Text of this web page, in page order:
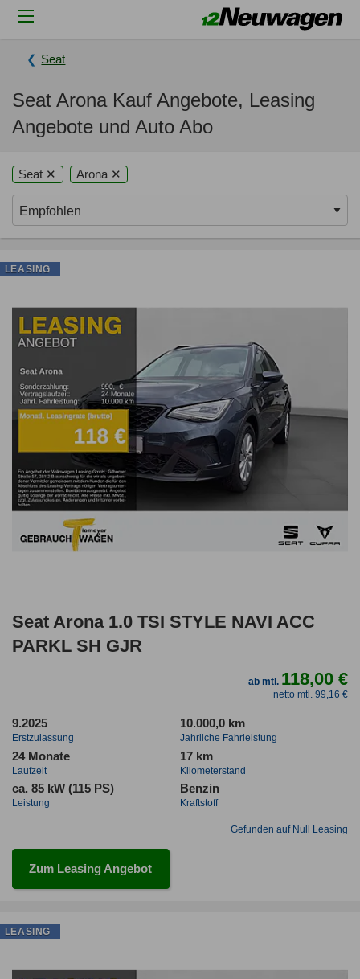
Seat
Seat Arona Kauf Angebote, Leasing
Angebote und Auto Abo
Seat ✕ Arona ✕
Seat Arona 1.0 TSI STYLE NAVI ACC
PARKL SH GJR
ab mtl. 118,00 €
netto mtl. 99,16 €
9.2025
Erstzulassung
10.000,0 km
Jahrliche Fahrleistung
24 Monate
Laufzeit
17 km
Kilometerstand
ca. 85 kW (115 PS)
Leistung
Benzin
Kraftstoff
Gefunden auf Null Leasing
Zum Leasing Angebot
LEASING
LEASING